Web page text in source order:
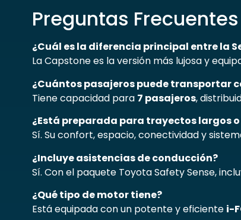
Preguntas
¿Cuál es la diferencia principal entre la
La Capstone es la versión más lujosa y
¿Cuántos pasajeros puede transportar
Tiene capacidad para 7 pasajeros,
¿Está preparada para trayectos largos
Sí. Su confort, espacio, conectividad y
¿Incluye asistencias de conducción?
Sí. Con el paquete Toyota Safety Sense,
¿Qué tipo de motor tiene?
Está equipada con un potente y eficiente i-